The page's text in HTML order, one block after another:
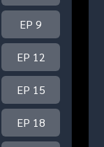
EP 9
EP 12
EP 15
EP 18